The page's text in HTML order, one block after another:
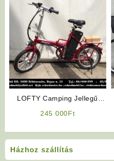
Házhoz szállítás
LOFTY Camping Jellegű
245 000Ft